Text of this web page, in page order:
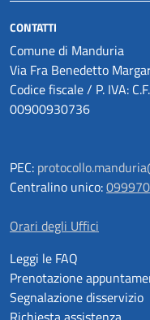
CONTATTI
Comune di Manduria
Via Fra Benedetto
Codice fiscale / P. IVA:
00900930736
PEC:
Centralino unico:
Orari degli Uffici
Leggi le FAQ
Prenotazione
Segnalazione disservizio